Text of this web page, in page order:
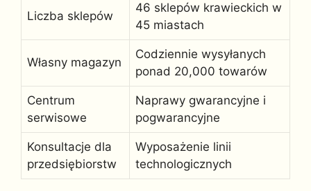
Liczba sklepów
46 sklepów krawieckich w
45 miastach
Własny magazyn
Codziennie wysyłanych
ponad 20,000 towarów
Centrum
serwisowe
Naprawy gwarancyjne i
pogwarancyjne
Konsultacje dla
przedsiębiorstw
Wyposażenie linii
technologicznych